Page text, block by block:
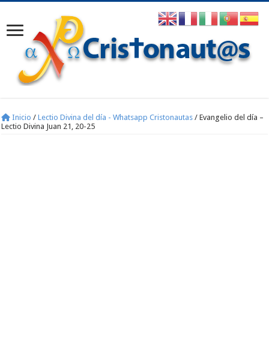
Inicio / Lectio Divina del día - Whatsapp Cristonautas / Evangelio del día –
Lectio Divina Juan 21, 20-25